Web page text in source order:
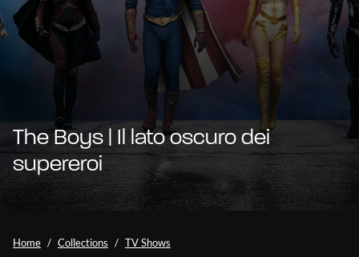
The Boys | Il lato oscuro dei
supereroi
Home Collections TV Shows